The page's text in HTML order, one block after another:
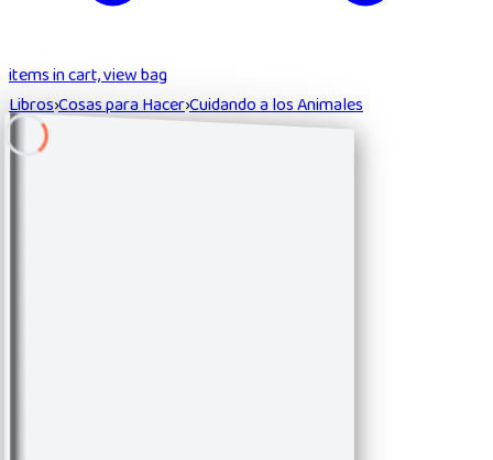
items in cart, view bag
Libros›Cosas para Hacer›Cuidando a los Animales